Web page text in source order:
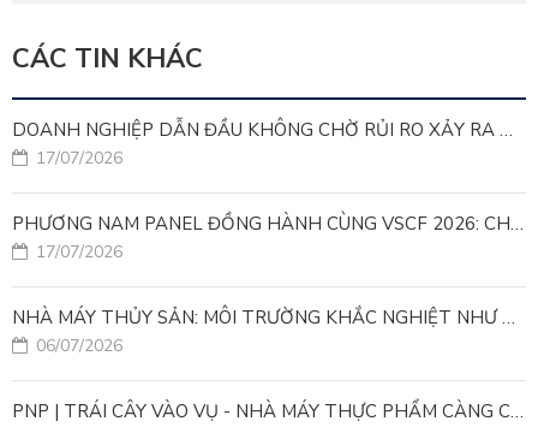
CÁC TIN KHÁC
DOANH NGHIỆP DẪN ĐẦU KHÔNG CHỜ RỦI RO XẢY RA MỚI HÀNH ĐỘNG
17/07/2026
PHƯƠNG NAM PANEL ĐỒNG HÀNH CÙNG VSCF 2026: CHUNG TAY KIẾN TẠO CÔNG TRÌNH TƯƠNG LAI
17/07/2026
NHÀ MÁY THỦY SẢN: MÔI TRƯỜNG KHẮC NGHIỆT NHƯ THẾ NÀO ĐỐI VỚI VẬT LIỆU BAO CHE?
06/07/2026
PNP | TRÁI CÂY VÀO VỤ - NHÀ MÁY THỰC PHẨM CÀNG CẦN GIẢI PHÁP KIỂM SOÁT NHIỆT ĐỘ ỔN ĐỊNH